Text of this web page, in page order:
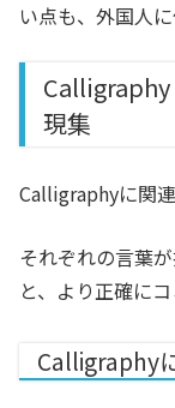
い点も、外国人
Calligraphy
現集
Calligraphyに関
それぞれの言葉
と、より正確に
Calligraphy